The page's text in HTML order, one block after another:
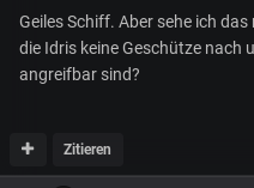
Geiles Schiff. Aber sehe ich
die Idris keine Geschütze nach
angreifbar sind?
Zitieren